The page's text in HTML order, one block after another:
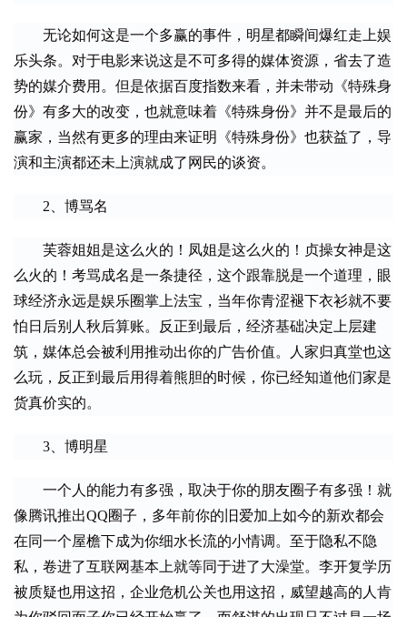
无论如何这是一个多赢的事件，明星都瞬间爆红走上娱
乐头条。对于电影来说这是不可多得的媒体资源，省去了造
势的媒介费用。但是依据百度指数来看，并未带动《特殊身
份》有多大的改变，也就意味着《特殊身份》并不是最后的
赢家，当然有更多的理由来证明《特殊身份》也获益了，导
演和主演都还未上演就成了网民的谈资。
2、博骂名
芙蓉姐姐是这么火的！凤姐是这么火的！贞操女神是这
么火的！考骂成名是一条捷径，这个跟靠脱是一个道理，眼
球经济永远是娱乐圈掌上法宝，当年你青涩褪下衣衫就不要
怕日后别人秋后算账。反正到最后，经济基础决定上层建
筑，媒体总会被利用推动出你的广告价值。人家归真堂也这
么玩，反正到最后用得着熊胆的时候，你已经知道他们家是
货真价实的。
3、博明星
一个人的能力有多强，取决于你的朋友圈子有多强！就
像腾讯推出QQ圈子，多年前你的旧爱加上如今的新欢都会
在同一个屋檐下成为你细水长流的小情调。至于隐私不隐
私，卷进了互联网基本上就等同于进了大澡堂。李开复学历
被质疑也用这招，企业危机公关也用这招，威望越高的人肯